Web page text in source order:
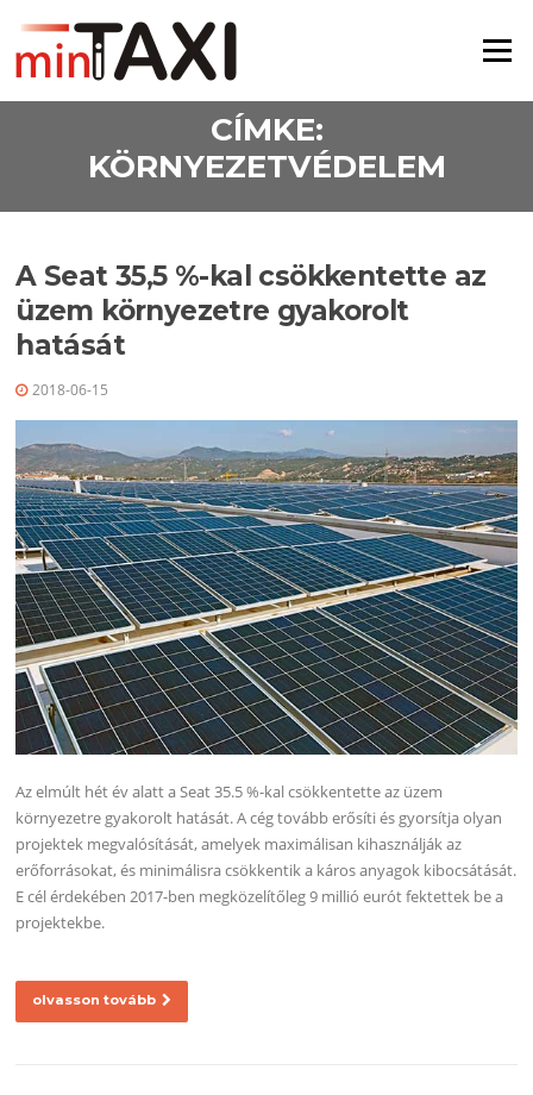
Menü
CÍMKE:
KÖRNYEZETVÉDELEM
A Seat 35,5 %-kal csökkentette az
üzem környezetre gyakorolt
hatását
2018-06-15
Az elmúlt hét év alatt a Seat 35.5 %-kal csökkentette az üzem
környezetre gyakorolt hatását. A cég tovább erősíti és gyorsítja olyan
projektek megvalósítását, amelyek maximálisan kihasználják az
erőforrásokat, és minimálisra csökkentik a káros anyagok kibocsátását.
E cél érdekében 2017-ben megközelítőleg 9 millió eurót fektettek be a
projektekbe.
olvasson tovább